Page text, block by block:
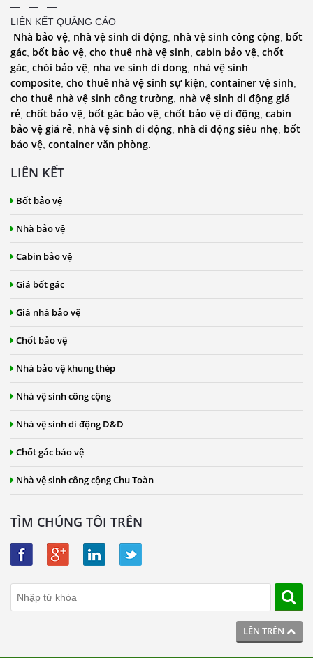
LÊN TRÊN
— — —
LIÊN KẾT QUẢNG CÁO
Nhà bảo vệ, nhà vệ sinh di động, nhà vệ sinh công cộng, bốt
gác, bốt bảo vệ, cho thuê nhà vệ sinh, cabin bảo vệ, chốt
gác, chòi bảo vệ, nha ve sinh di dong, nhà vệ sinh
composite, cho thuê nhà vệ sinh sự kiện, container vệ sinh,
cho thuê nhà vệ sinh công trường, nhà vệ sinh di động giá
rẻ, chốt bảo vệ, bốt gác bảo vệ, chốt bảo vệ di động, cabin
bảo vệ giá rẻ, nhà vệ sinh di động, nhà di động siêu nhẹ, bốt
bảo vệ, container văn phòng.
LIÊN KẾT
Bốt bảo vệ
Nhà bảo vệ
Cabin bảo vệ
Giá bốt gác
Giá nhà bảo vệ
Chốt bảo vệ
Nhà bảo vệ khung thép
Nhà vệ sinh công cộng
Nhà vệ sinh di động D&D
Chốt gác bảo vệ
Nhà vệ sinh công cộng Chu Toàn
TÌM CHÚNG TÔI TRÊN